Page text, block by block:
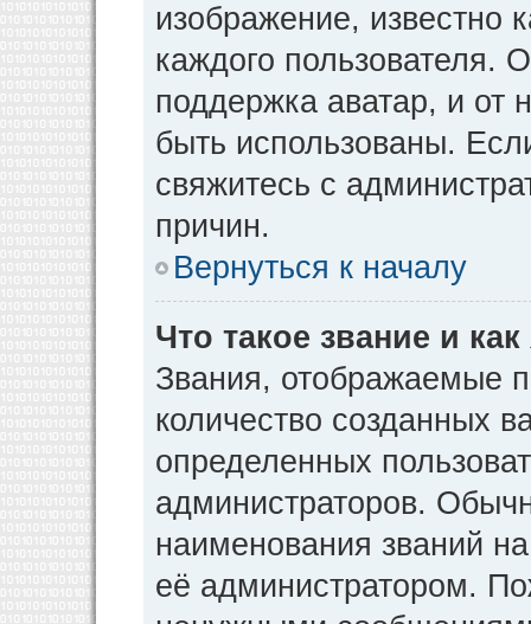
изображение, известно
каждого пользователя.
поддержка аватар, и от
быть использованы.
свяжитесь с
причин.
Вернуться к началу
Что такое звание и
Звания, отображаемые
количество созданных
определенных
администраторов.
наименования званий
её администратором.